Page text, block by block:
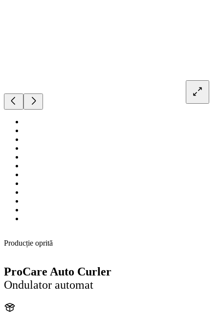
Producție oprită
ProCare Auto Curler
Ondulator automat